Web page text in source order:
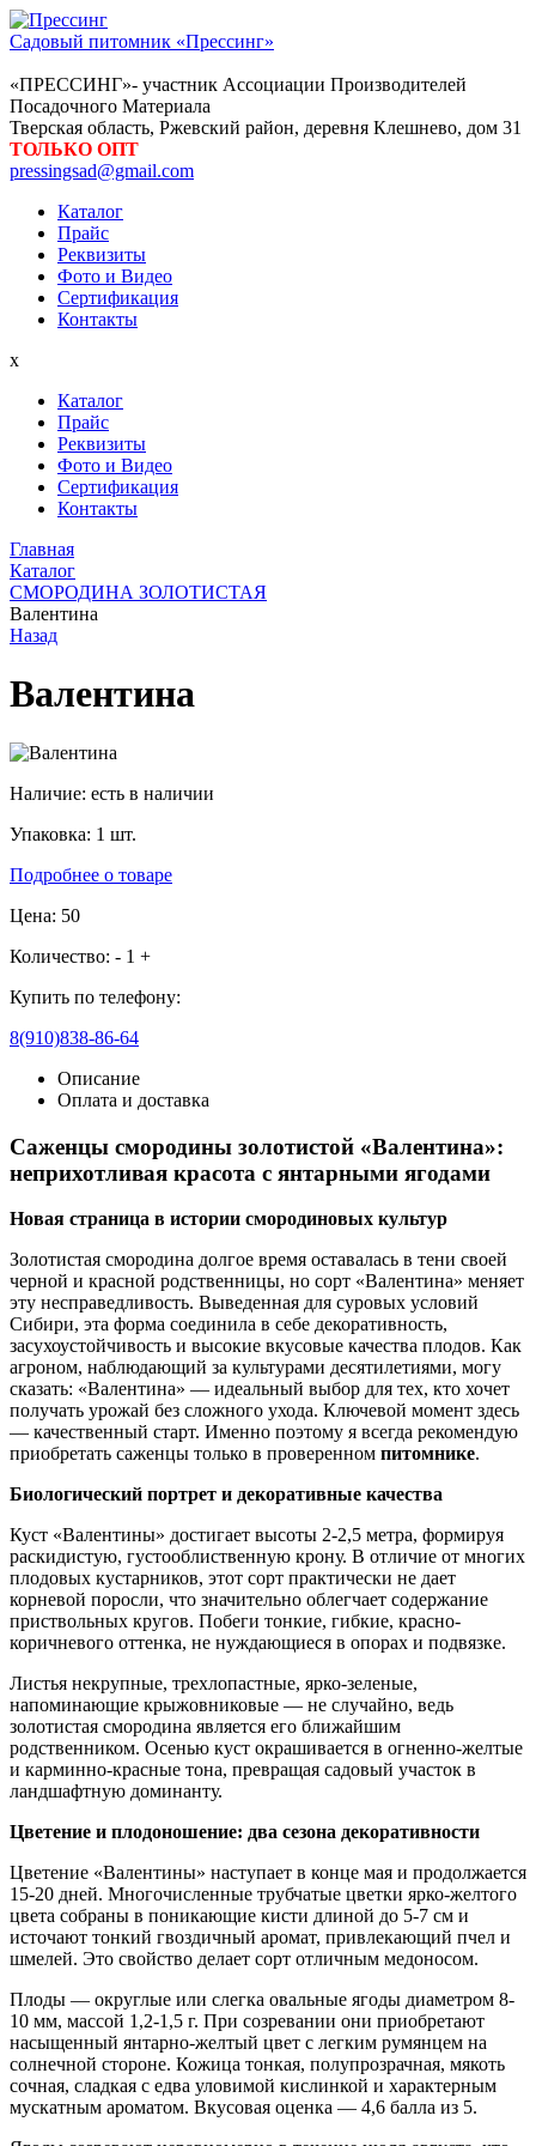
Садовый питомник «Прессинг»
«ПРЕССИНГ»- участник Ассоциации Производителей
Посадочного Материала
Тверская область, Ржевский район, деревня Клешнево, дом 31
ТОЛЬКО ОПТ
pressingsad@gmail.com
Каталог
Прайс
Реквизиты
Фото и Видео
Сертификация
Контакты
x
Каталог
Прайс
Реквизиты
Фото и Видео
Сертификация
Контакты
Главная
Каталог
СМОРОДИНА ЗОЛОТИСТАЯ
Валентина
Назад
Валентина
Наличие: есть в наличии
Упаковка: 1 шт.
Подробнее о товаре
Цена: 50
Количество: - 1 +
Купить по телефону:
8(910)838-86-64
Описание
Оплата и доставка
Саженцы смородины золотистой «Валентина»:
неприхотливая красота с янтарными ягодами
Новая страница в истории смородиновых культур
Золотистая смородина долгое время оставалась в тени своей
черной и красной родственницы, но сорт «Валентина» меняет
эту несправедливость. Выведенная для суровых условий
Сибири, эта форма соединила в себе декоративность,
засухоустойчивость и высокие вкусовые качества плодов. Как
агроном, наблюдающий за культурами десятилетиями, могу
сказать: «Валентина» — идеальный выбор для тех, кто хочет
получать урожай без сложного ухода. Ключевой момент здесь
— качественный старт. Именно поэтому я всегда рекомендую
приобретать саженцы только в проверенном питомнике.
Биологический портрет и декоративные качества
Куст «Валентины» достигает высоты 2-2,5 метра, формируя
раскидистую, густооблиственную крону. В отличие от многих
плодовых кустарников, этот сорт практически не дает
корневой поросли, что значительно облегчает содержание
приствольных кругов. Побеги тонкие, гибкие, красно-
коричневого оттенка, не нуждающиеся в опорах и подвязке.
Листья некрупные, трехлопастные, ярко-зеленые,
напоминающие крыжовниковые — не случайно, ведь
золотистая смородина является его ближайшим
родственником. Осенью куст окрашивается в огненно-желтые
и карминно-красные тона, превращая садовый участок в
ландшафтную доминанту.
Цветение и плодоношение: два сезона декоративности
Цветение «Валентины» наступает в конце мая и продолжается
15-20 дней. Многочисленные трубчатые цветки ярко-желтого
цвета собраны в поникающие кисти длиной до 5-7 см и
источают тонкий гвоздичный аромат, привлекающий пчел и
шмелей. Это свойство делает сорт отличным медоносом.
Плоды — округлые или слегка овальные ягоды диаметром 8-
10 мм, массой 1,2-1,5 г. При созревании они приобретают
насыщенный янтарно-желтый цвет с легким румянцем на
солнечной стороне. Кожица тонкая, полупрозрачная, мякоть
сочная, сладкая с едва уловимой кислинкой и характерным
мускатным ароматом. Вкусовая оценка — 4,6 балла из 5.